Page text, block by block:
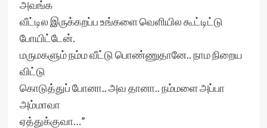
அவங்க
வீட்டில இருக்கறப்ப உங்களை வெளியில கூட்டிட்டு
போயிட்டேன்.
மருமகளும் நம்ம வீட்டு பொண்ணுதானே.. நாம நிறைய
விட்டு
கொடுத்துப் போனா.. அவ தானா.. நம்மளை அப்பா
அம்மாவா
ஏத்துக்குவா…”